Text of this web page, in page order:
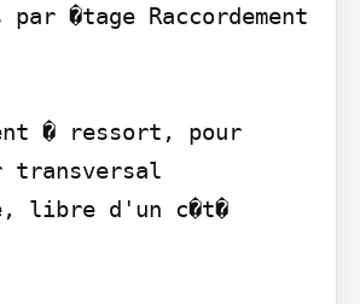
�tage Raccordement
� ressort, pour
transversal
libre d'un c�t�